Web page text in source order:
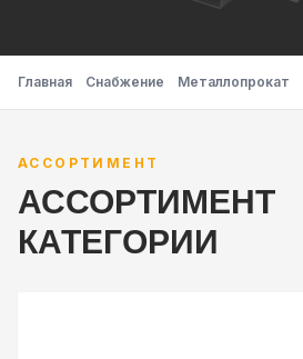
Главная Снабжение Металлопрокат
АССОРТИМЕНТ
АССОРТИМЕНТ
КАТЕГОРИИ